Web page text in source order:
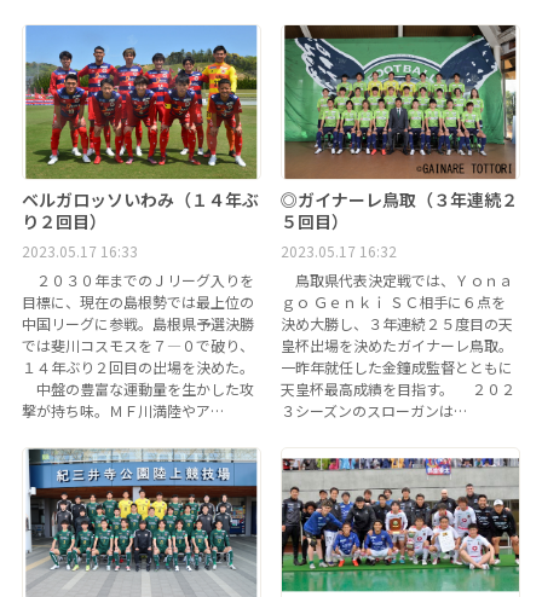
ベルガロッソいわみ（１４年ぶ
り２回目）
2023.05.17 16:33
２０３０年までのＪリーグ入りを
目標に、現在の島根勢では最上位の
中国リーグに参戦。島根県予選決勝
では斐川コスモスを７―０で破り、
１４年ぶり２回目の出場を決めた。
中盤の豊富な運動量を生かした攻
撃が持ち味。ＭＦ川満陸やア…
◎ガイナーレ鳥取（３年連続２
５回目）
2023.05.17 16:32
鳥取県代表決定戦では、Ｙｏｎａ
ｇｏ Ｇｅｎｋｉ ＳＣ相手に６点を
決め大勝し、３年連続２５度目の天
皇杯出場を決めたガイナーレ鳥取。
一昨年就任した金鐘成監督とともに
天皇杯最高成績を目指す。 ２０２
３シーズンのスローガンは…